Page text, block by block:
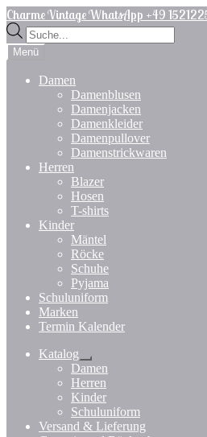
Zur
Navigation
springen
Zum
Inhalt
springen
Charme Vintage WhatsApp +49
Products
search
Menü
Damen
Damenblusen
Damenjacken
Damenkleider
Damenpullover
Damenstrickwaren
Herren
Blazer
Hosen
T-shirts
Kinder
Mäntel
Röcke
Schuhe
Pyjama
Schuluniform
Marken
Termin Kalender
Katalog
Untermenü
öffnen
Damen
Herren
Kinder
Schuluniform
Versand & Lieferung